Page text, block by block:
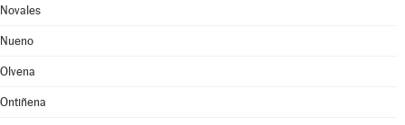
Novales
Nueno
Olvena
Ontiñena